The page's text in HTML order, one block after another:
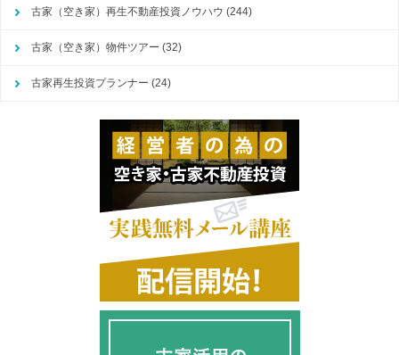
古家（空き家）再生不動産投資ノウハウ (244)
古家（空き家）物件ツアー (32)
古家再生投資プランナー (24)